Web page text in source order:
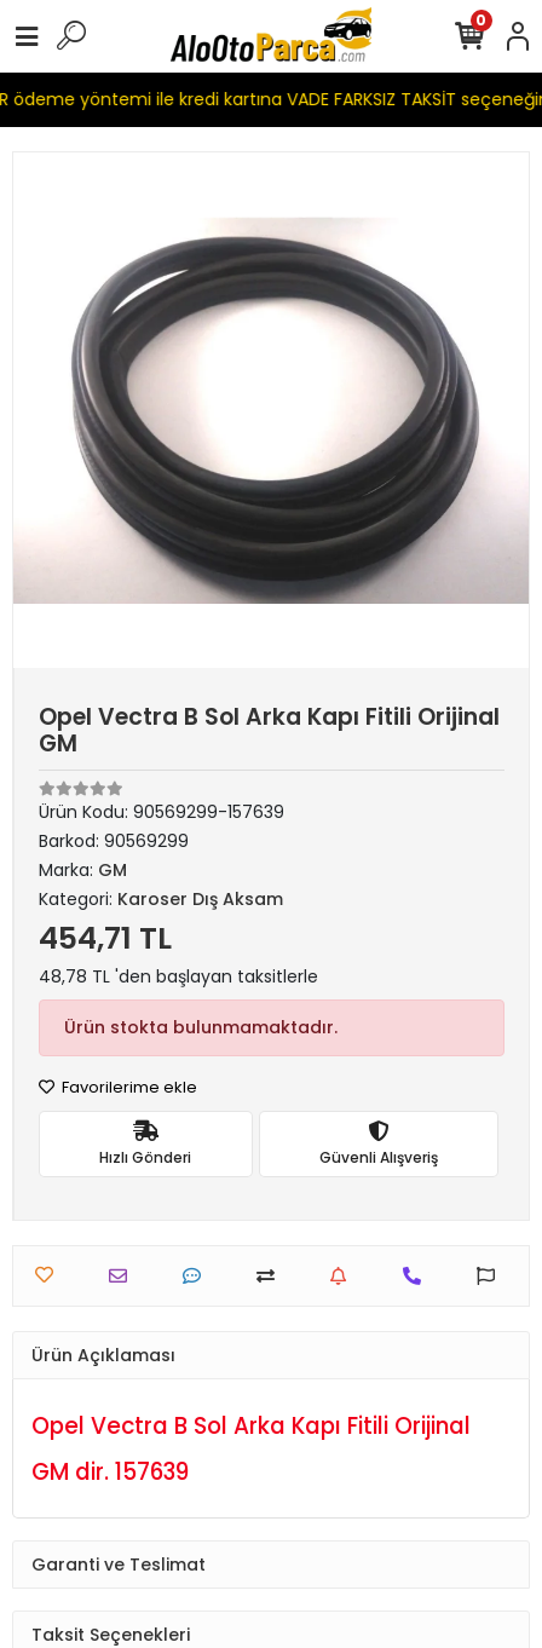
ödeme yöntemi ile kredi kartına VADE FARKSIZ TAKSİT
0
Opel Vectra B Sol Arka Kapı Fitili Orijinal
GM
Ürün Kodu: 90569299-157639
Barkod: 90569299
Marka: GM
Kategori: Karoser Dış Aksam
454,71 TL
48,78 TL 'den başlayan taksitlerle
Ürün stokta bulunmamaktadır.
Favorilerime ekle
Hızlı Gönderi Güvenli Alışveriş
Ürün Açıklaması
Opel Vectra B Sol Arka Kapı Fitili Orijinal
GM dir. 157639
Garanti ve Teslimat
Taksit Seçenekleri